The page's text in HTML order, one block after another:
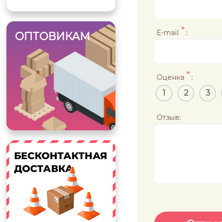
ОПТОВИКАМ E-mail * :
Оценка * :
1 2 3
Отзыв: